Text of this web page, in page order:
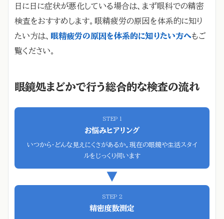
日に日に症状が悪化している場合は、まず眼科での精密
検査をおすすめします。眼精疲労の原因を体系的に知り
たい方は、
眼精疲労の原因を体系的に知りたい方へもご
覧ください。
眼鏡処まどかで行う総合的な検査の流れ
STEP 1
お悩みヒアリング
いつから・どんな見えにくさがあるか。現在の眼鏡や生活スタイ
ルをじっくり伺います
▼
STEP 2
精密度数測定